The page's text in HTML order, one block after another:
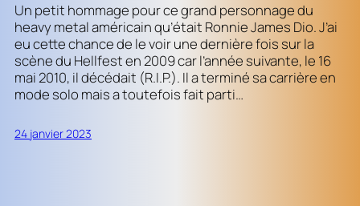
Un petit hommage pour ce grand personnage du
heavy metal américain qu’était Ronnie James Dio. J’ai
eu cette chance de le voir une dernière fois sur la
scène du Hellfest en 2009 car l’année suivante, le 16
mai 2010, il décédait (R.I.P.). Il a terminé sa carrière en
mode solo mais a toutefois fait parti…
24 janvier 2023